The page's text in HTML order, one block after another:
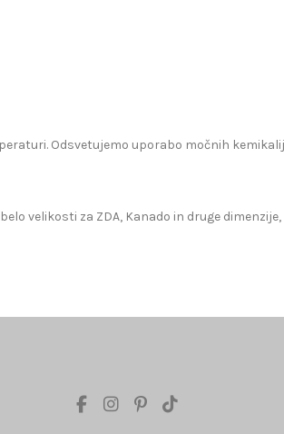
Odsvetujemo uporabo močnih
velikosti za ZDA, Kanado in druge